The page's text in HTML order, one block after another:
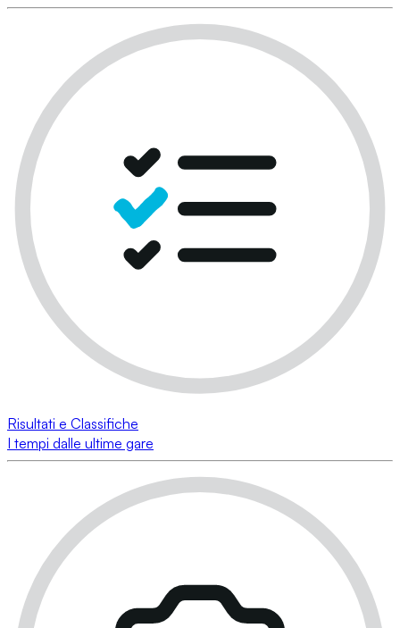
Risultati e Classifiche
I tempi dalle ultime gare